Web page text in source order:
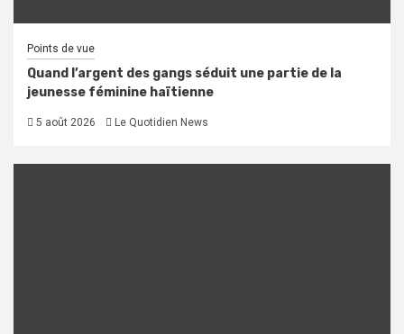
Points de vue
Quand l’argent des gangs séduit une partie de la
jeunesse féminine haïtienne
5 août 2026 Le Quotidien News